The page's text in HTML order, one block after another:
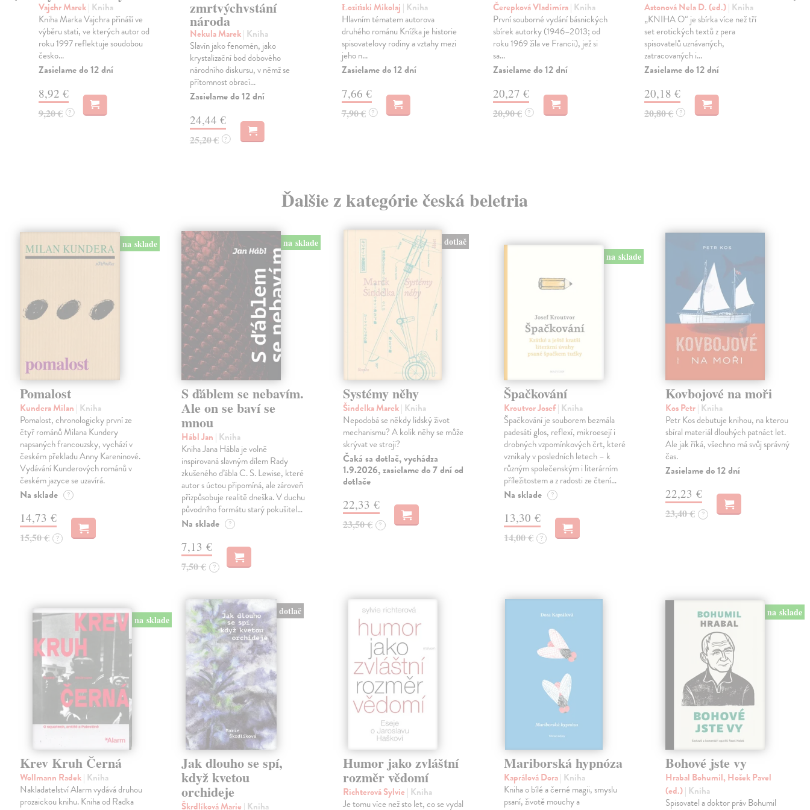
Vajchr Marek| Kniha
Kniha Marka Vajchra přináší ve
výběru stati, ve kterých autor od
roku 1997 reflektuje soudobou
česko...
Zasielame do 12 dní
8,92 €
9,20 € ?
zmrtvýchvstání
národa
Nekula Marek| Kniha
Slavín jako fenomén, jako
krystalizační bod dobového
národního diskursu, v němž se
přítomnost obrací...
Zasielame do 12 dní
24,44 €
25,20 € ?
Łoziński Mikolaj | Kniha
Hlavním tématem autorova
druhého románu Knížka je historie
spisovatelovy rodiny a vztahy mezi
jeho n...
Zasielame do 12 dní
7,66 €
7,90 € ?
Čerepková Vladimíra| Kniha
První souborné vydání básnických
sbírek autorky (1946–2013; od
roku 1969 žila ve Francii), jež si
sa...
Zasielame do 12 dní
20,27 €
20,90 € ?
Astonová Nela D. (ed.)| Kniha
„KNIHA O“ je sbírka více než tří
set erotických textů z pera
spisovatelů uznávaných,
zatracovaných i...
Zasielame do 12 dní
20,18 €
20,80 € ?
Ďalšie z kategórie česká beletria
na sklade
Pomalost
Kundera Milan | Kniha
Pomalost, chronologicky první ze
čtyř románů Milana Kundery
napsaných francouzsky, vychází v
českém překladu Anny Kareninové.
Vydávání Kunderových románů v
českém jazyce se uzavírá.
Na sklade ?
14,73 €
15,50 € ?
na sklade
S ďáblem se nebavím.
Ale on se baví se
mnou
Hábl Jan | Kniha
Kniha Jana Hábla je volně
inspirovaná slavným dílem Rady
zkušeného ďábla C. S. Lewise, které
autor s úctou připomíná, ale zároveň
přizpůsobuje realitě dneška. V duchu
původního formátu starý pokušitel…
Na sklade ?
7,13 €
7,50 € ?
dotlač
Systémy něhy
Šindelka Marek| Kniha
Nepodobá se někdy lidský život
mechanismu? A kolik něhy se může
skrývat ve stroji?
Čaká sa dotlač, vychádza
1.9.2026, zasielame do 7 dní od
dotlače
22,33 €
23,50 € ?
na sklade
Špačkování
Kroutvor Josef| Kniha
Špačkování je souborem bezmála
padesáti glos, reflexí, mikroesejí i
drobných vzpomínkových črt, které
vznikaly v posledních letech – k
různým společenským i literárním
příležitostem a z radosti ze čtení…
Na sklade ?
13,30 €
14,00 € ?
Kovbojové na moři
Kos Petr| Kniha
Petr Kos debutuje knihou, na kterou
sbíral materiál dlouhých patnáct let.
Ale jak říká, všechno má svůj správný
čas.
Zasielame do 12 dní
22,23 €
23,40 € ?
na sklade
Krev Kruh Černá
Wollmann Radek| Kniha
Nakladatelství Alarm vydává druhou
prozaickou knihu. Kniha od Radka
dotlač
Jak dlouho se spí,
když kvetou
orchideje
Škrdlíková Marie | Kniha
Humor jako zvláštní
rozměr vědomí
Richterová Sylvie | Kniha
Je tomu více než sto let, co se vydal
Mariborská hypnóza
Kaprálová Dora| Kniha
Kniha o bílé a černé magii, smyslu
psaní, životě mouchy a
na sklade
Bohové jste vy
Hrabal Bohumil, Hošek Pavel
(ed.)| Kniha
Spisovatel a doktor práv Bohumil